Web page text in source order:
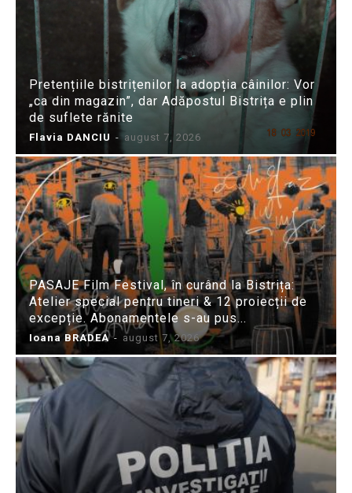
Pretențiile bistrițenilor la adopția câinilor: Vor
„ca din magazin”, dar Adăpostul Bistrița e plin
de suflete rănite
Flavia DANCIU - august 7, 2026
PASAJE Film Festival, în curând la Bistrița:
Atelier special pentru tineri & 12 proiecții de
excepție. Abonamentele s-au pus...
Ioana BRADEA - august 7, 2026